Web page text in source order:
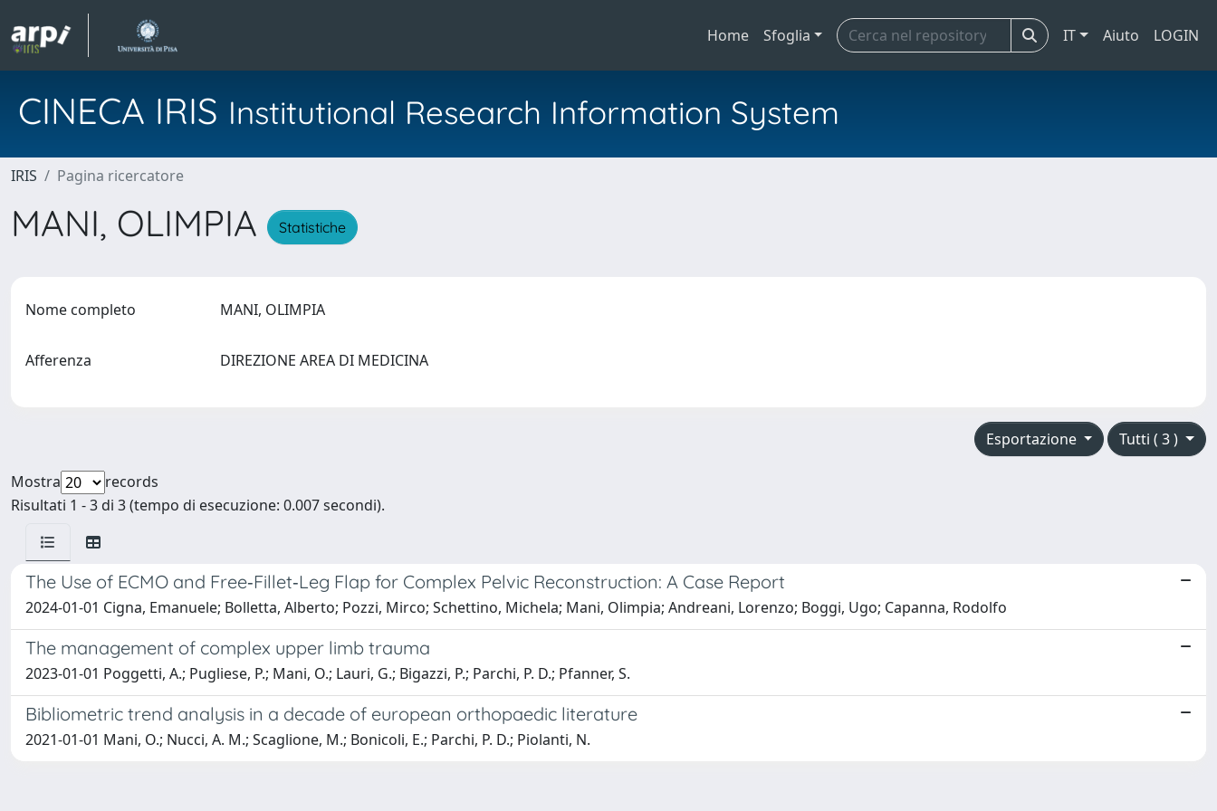
Home Sfoglia IT Aiuto LOGIN
CINECA IRIS Institutional Research Information System
IRIS Pagina ricercatore
MANI, OLIMPIA Statistiche
Nome completo MANI, OLIMPIA
Afferenza DIREZIONE AREA DI MEDICINA
Tutti ( 3 )
Esportazione
Mostra
records
Risultati 1 - 3 di 3 (tempo di esecuzione: 0.007 secondi).
The Use of ECMO and Free‐Fillet‐Leg Flap for Complex Pelvic Reconstruction: A Case Report
2024-01-01 Cigna, Emanuele; Bolletta, Alberto; Pozzi, Mirco; Schettino, Michela; Mani, Olimpia; Andreani, Lorenzo; Boggi, Ugo; Capanna, Rodolfo
The management of complex upper limb trauma
2023-01-01 Poggetti, A.; Pugliese, P.; Mani, O.; Lauri, G.; Bigazzi, P.; Parchi, P. D.; Pfanner, S.
Bibliometric trend analysis in a decade of european orthopaedic literature
2021-01-01 Mani, O.; Nucci, A. M.; Scaglione, M.; Bonicoli, E.; Parchi, P. D.; Piolanti, N.